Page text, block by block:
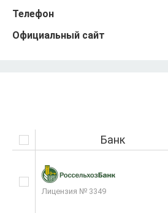
Телефон
Официальный сайт
Банк
Лицензия № 3349